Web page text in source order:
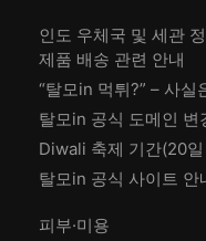
인도 우체국 및 세관
제품 배송 관련 안내
“탈모in 먹튀?” – 사실
탈모in 공식 도메인 변
Diwali 축제 기간(20
탈모in 공식 사이트 안
피부·미용